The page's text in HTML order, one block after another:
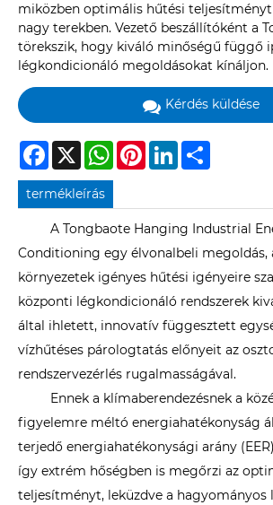
miközben optimális hűtési
nagy terekben. Vezető beszállítóként a
törekszik, hogy kiváló minőségű függő
légkondicionáló megoldásokat kínáljon.
Kérdés küldése
Facebook
X WhatsAppPinterestLinkedIn
termékleírás
A Tongbaote Hanging Industrial
Conditioning egy élvonalbeli megoldás,
környezetek igényes hűtési igényeire
központi légkondicionáló rendszerek
által ihletett, innovatív függesztett
vízhűtéses párologtatás előnyeit az
rendszervezérlés rugalmasságával.
Ennek a klímaberendezésnek a
figyelemre méltó energiahatékonyság
terjedő energiahatékonysági arány
így extrém hőségben is megőrzi az
teljesítményt, leküzdve a hagyományos